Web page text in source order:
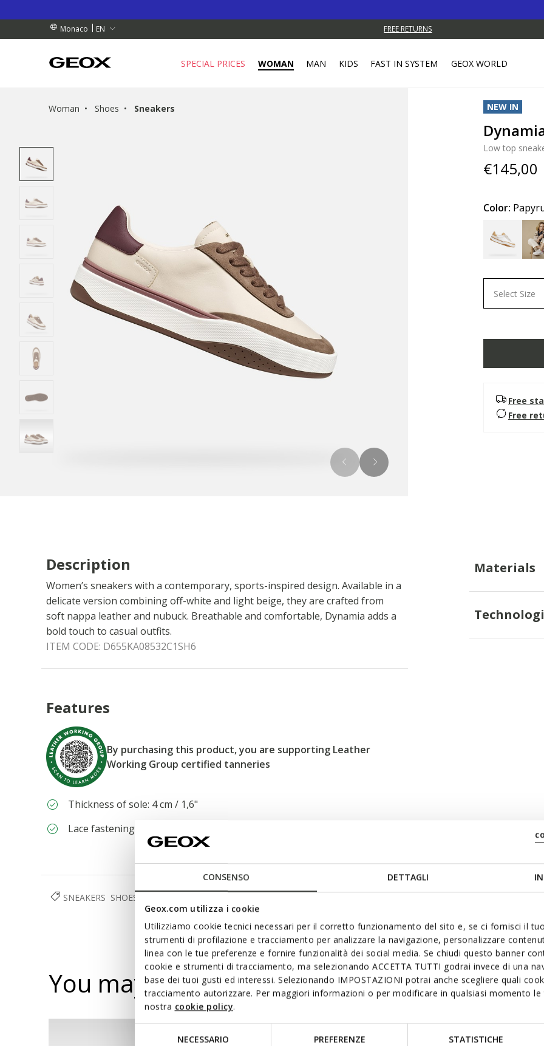
CONSENSO DETTAGLI
Geox.com utilizza i cookie
Utilizziamo cookie tecnici necessari per il corretto funzionamento del sito e, se ci fornisci il
strumenti di profilazione e tracciamento per analizzare la navigazione, personalizzare
linea con le tue preferenze e fornire funzionalità dei social media. Se chiudi questo banner
cookie e strumenti di tracciamento, ma selezionando ACCETTA TUTTI godrai invece di una
base dei tuoi gusti ed interessi. Selezionando IMPOSTAZIONI potrai anche scegliere quali
tracciamento autorizzare. Per maggiori informazioni o per modificare in qualsiasi momento
nostra cookie policy.
NECESSARIO PREFERENZE STATISTICHE
Monaco EN
OVER 90.00 € FREE RETURNS
OVER 90.00 €
SPECIAL PRICES WOMAN MAN KIDS FAST IN SYSTEM GEOX WORLD
Woman Shoes Sneakers NEW IN
Low top
€145,00
Color:
Select Size
Free
Free
Description
Women’s sneakers with a contemporary, sports-inspired design. Available in a
delicate version combining off-white and light beige, they are crafted from
soft nappa leather and nubuck. Breathable and comfortable, Dynamia adds a
bold touch to casual outfits.
ITEM CODE: D655KA08532C1SH6
Features
By purchasing this product, you are supporting Leather
Working Group certified tanneries
Thickness of sole: 4 cm / 1,6"
Lace fastening; Removable insole
Materials
SNEAKERS SHOES
You may also like